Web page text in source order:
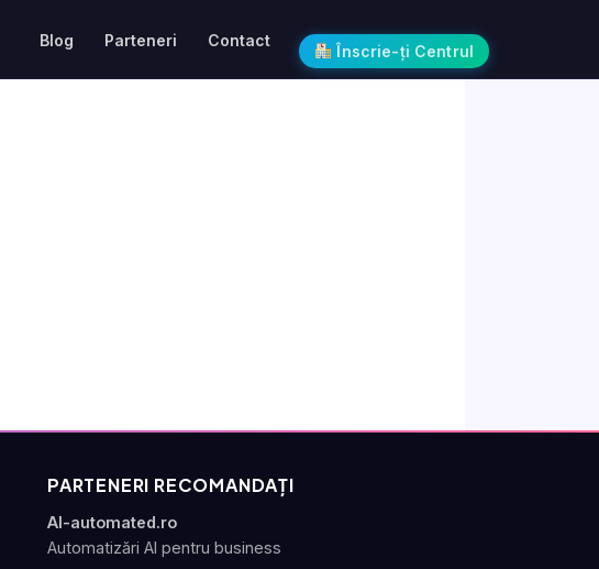
Blog Parteneri Contact
Înscrie-ți Centrul
PARTENERI RECOMANDAȚI
AI-automated.ro
Automatizări AI pentru business